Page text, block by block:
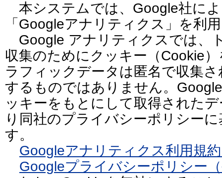
本システムでは、Google社に
「Googleアナリティクス」を利
Google アナリティクスでは、
収集のためにクッキー（Cookie
ラフィックデータは匿名で収集
するものではありません。
ッキーをもとにして取得された
り同社のプライバシーポリシー
す。
Googleアナリティクス利用規
Googleプライバシーポリシー